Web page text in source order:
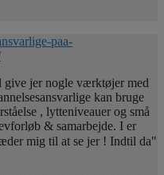
paa-
jer nogle værktøjer med
kan bruge
, lytteniveauer og små
& samarbejde. I er
mig til at se jer ! Indtil da"